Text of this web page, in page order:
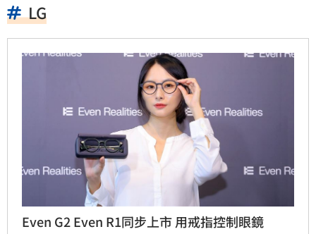
LG
Even G2 Even R1同步上市 用戒指控制眼鏡